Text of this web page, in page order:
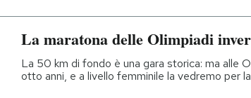
La maratona delle Olimpiadi
La 50 km di fondo è una gara storica: ma alle
otto anni, e a livello femminile la vedremo per